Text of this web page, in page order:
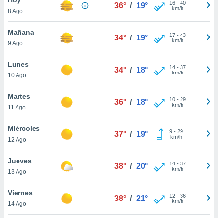
y
en
más
de
8 Ago
36° / 19° 16- 40
km/h
Mañana
9 Ago
34° / 19° 17- 43
km/h
Lunes
10 Ago
34° / 18° 14- 37
km/h
Martes
11 Ago
36° / 18° 10- 29
km/h
Miércoles
12 Ago
37° / 19° 9- 29
km/h
Jueves
13 Ago
38° / 20° 14- 37
km/h
Viernes
14 Ago
38° / 21° 12- 36
km/h